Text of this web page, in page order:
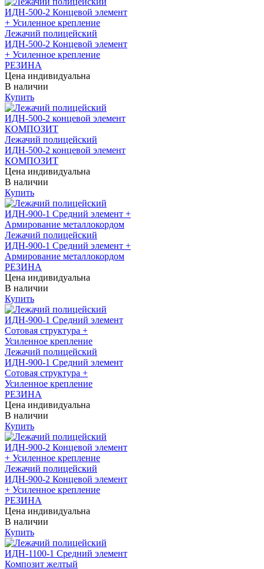
Лежачий полицейский
ИДН-500-2 Концевой элемент
+ Усиленное крепление
РЕЗИНА
Цена индивидуальна
В наличии
Купить
Лежачий полицейский
ИДН-500-2 концевой элемент
КОМПОЗИТ
Цена индивидуальна
В наличии
Купить
Лежачий полицейский
ИДН-900-1 Средний элемент +
Армирование металлокордом
РЕЗИНА
Цена индивидуальна
В наличии
Купить
Лежачий полицейский
ИДН-900-1 Средний элемент
Сотовая структура +
Усиленное крепление
РЕЗИНА
Цена индивидуальна
В наличии
Купить
Лежачий полицейский
ИДН-900-2 Концевой элемент
+ Усиленное крепление
РЕЗИНА
Цена индивидуальна
В наличии
Купить